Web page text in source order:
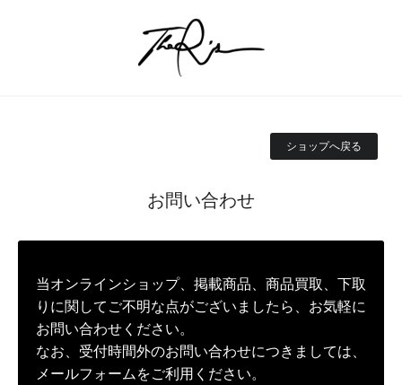
ショップへ戻る
お問い合わせ
当オンラインショップ、掲載商品、商品買取、下取
りに関してご不明な点がございましたら、お気軽に
お問い合わせください。
なお、受付時間外のお問い合わせにつきましては、
メールフォームをご利用ください。